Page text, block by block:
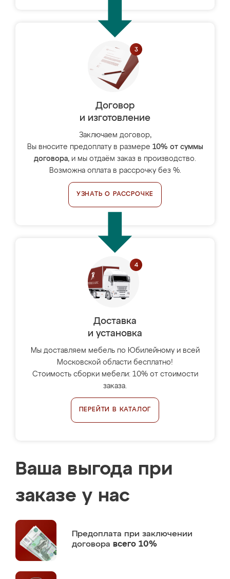
Договор
и изготовление
Заключаем договор,
Вы вносите предоплату в размере 10% от суммы
договора, и мы отдаём заказ в производство.
Возможна оплата в рассрочку без %.
УЗНАТЬ О РАССРОЧКЕ
Доставка
и установка
Мы доставляем мебель по Юбилейному и всей
Московской области бесплатно!
Стоимость сборки мебели: 10% от стоимости
заказа.
ПЕРЕЙТИ В КАТАЛОГ
Ваша выгода при
заказе у нас
Предоплата при заключении
договора всего 10%